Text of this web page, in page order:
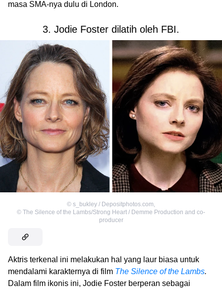
masa SMA-nya dulu di London.
3. Jodie Foster dilatih oleh FBI.
© s_bukley / Depositphotos.com,
© The Silence of the Lambs/Strong Heart / Demme Production and co-
producer
Aktris terkenal ini melakukan hal yang laur biasa untuk
mendalami karakternya di film The Silence of the Lambs.
Dalam film ikonis ini, Jodie Foster berperan sebagai